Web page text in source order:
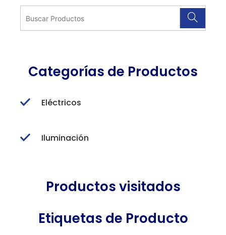
Categorías de Productos
Eléctricos
Iluminación
Productos visitados
Etiquetas de Producto